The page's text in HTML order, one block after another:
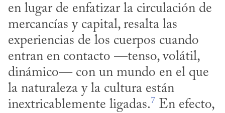
en lugar de enfatizar la circulación de
mercancías y capital, resalta las
experiencias de los cuerpos cuando
entran en contacto —tenso, volátil,
dinámico— con un mundo en el que
la naturaleza y la cultura están
inextricablemente ligadas.7 En efecto,